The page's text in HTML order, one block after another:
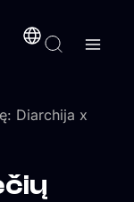
Diarchija x